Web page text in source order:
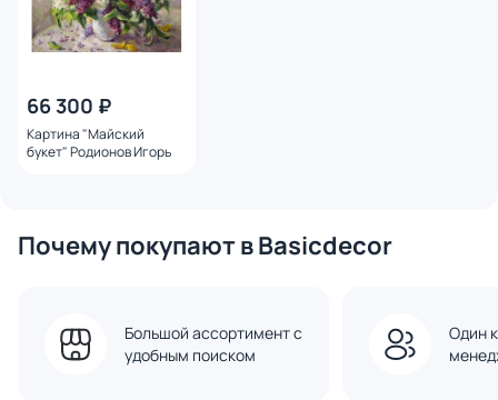
66 300 ₽
Картина "Майский
букет" Родионов Игорь
Почему покупают в Basicdecor
Большой ассортимент с
удобным поиском
Один